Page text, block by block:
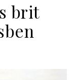
brit